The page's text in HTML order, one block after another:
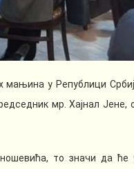
у Републици
мр. Хајнал Јене,
то значи да ће